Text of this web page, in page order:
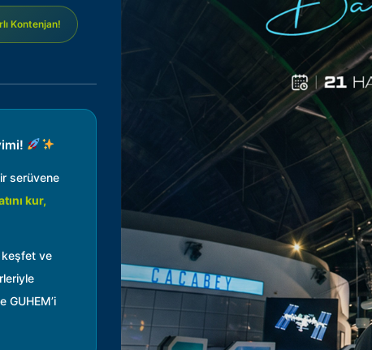
Kontenjan!
serüvene
kur,
keşfet ve
GUHEM’i